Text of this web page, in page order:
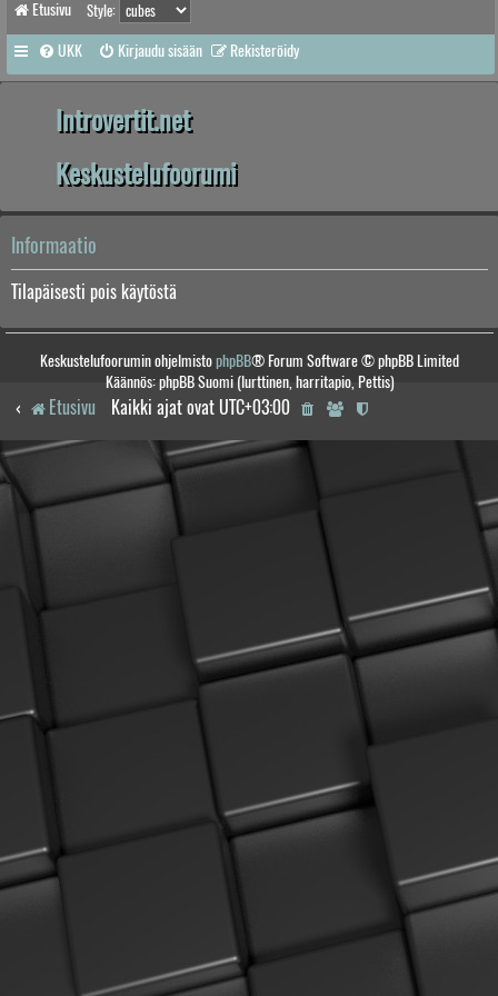
Etusivu Style:
UKK Kirjaudu sisään Rekisteröidy
Introvertit.net
Keskustelufoorumi
Informaatio
Tilapäisesti pois käytöstä
Keskustelufoorumin ohjelmistophpBB® Forum Software © phpBB Limited
Käännös: phpBB Suomi (lurttinen, harritapio, Pettis)
Etusivu Kaikki ajat ovat UTC+03:00